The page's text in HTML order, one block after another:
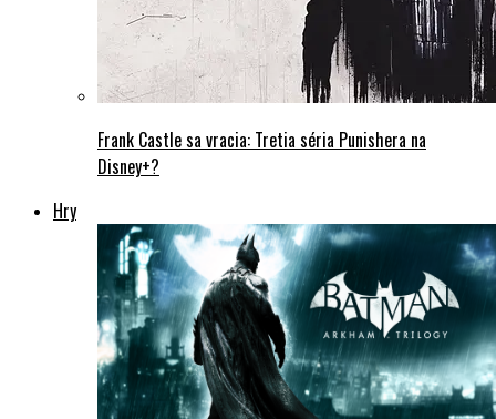
Frank Castle sa vracia: Tretia séria Punishera na
Disney+?
Hry